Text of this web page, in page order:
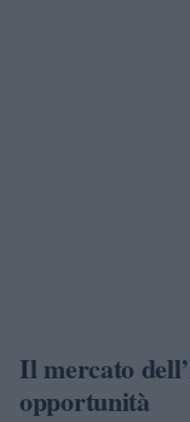
Il mercato
opportunità